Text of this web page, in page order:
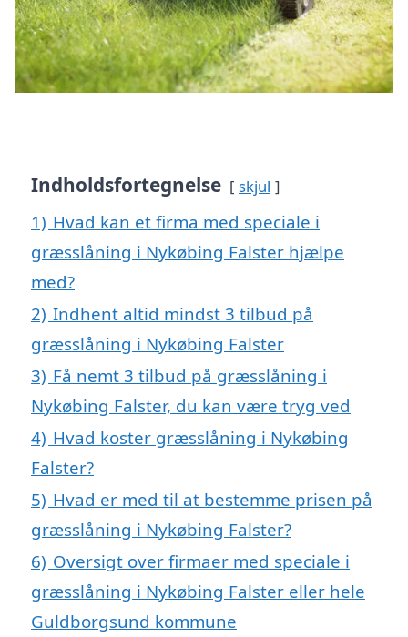
Indholdsfortegnelse skjul
1) Hvad kan et firma med speciale i
græsslåning i Nykøbing Falster hjælpe
med?
2) Indhent altid mindst 3 tilbud på
græsslåning i Nykøbing Falster
3) Få nemt 3 tilbud på græsslåning i
Nykøbing Falster, du kan være tryg ved
4) Hvad koster græsslåning i Nykøbing
Falster?
5) Hvad er med til at bestemme prisen på
græsslåning i Nykøbing Falster?
6) Oversigt over firmaer med speciale i
græsslåning i Nykøbing Falster eller hele
Guldborgsund kommune